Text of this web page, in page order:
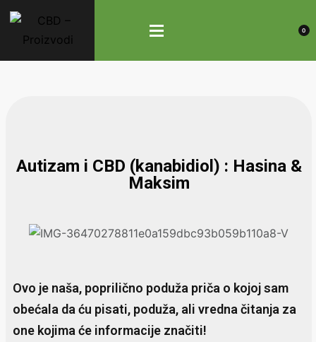
0
Autizam i CBD (kanabidiol) : Hasina &
Maksim
Ovo je naša, poprilično poduža priča o kojoj sam
obećala da ću pisati, poduža, ali vredna čitanja za
one kojima će informacije značiti!